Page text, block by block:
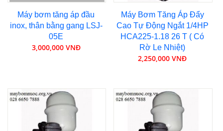
Máy bơm tăng áp đầu
inox, thân bằng gang LSJ-
05E
3,000,000 VNĐ
Máy Bơm Tăng Áp Đẩy
Cao Tự Động Ngắt 1/4HP
HCA225-1.18 26 T ( Có
Rờ Le Nhiệt)
2,250,000 VNĐ